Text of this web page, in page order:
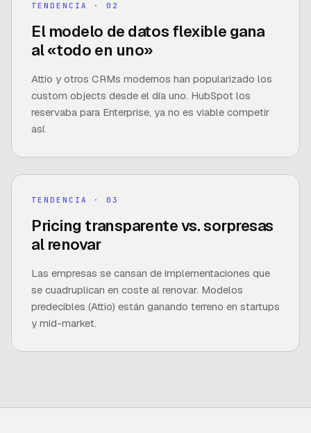
TENDENCIA · 0 2
El modelo de datos flexible gana
al «todo en uno»
Attio y otros CRMs modernos han popularizado los
custom objects desde el día uno. HubSpot los
reservaba para Enterprise, ya no es viable competir
así.
TENDENCIA · 0 3
Pricing transparente vs. sorpresas
al renovar
Las empresas se cansan de implementaciones que
se cuadruplican en coste al renovar. Modelos
predecibles (Attio) están ganando terreno en startups
y mid-market.